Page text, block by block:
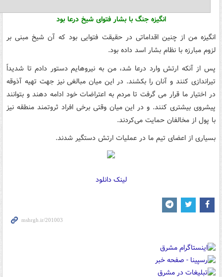
انگیزه جنگ با بشار فتوای شیخ درعا بود
انگیزه من از چنین اقداماتی در حقیقت فتوایی بود که آن شیخ مبنی بر
لزوم مبارزه با نظام بشار اسد داده بود.
پس از آنکه ارتش وارد درعا شد، من به نیروهایم دستور دادم تا شدیداً
تیراندازی کنند و آنان را بکشند. در این میان مبالغی نیز جهت تهیه آذوقه
در اختیار ما قرار می گرفت تا مردم به اعتراضات خود ادامه دهند و بتوانند
پیشروی بیشتری کنند. و در این میان وقتی برخی افراد ثروتمند منطقه نیز
با پول از مخالفان حمایت می‌کردند.
بسیاری از اعضای تیم ما در عملیات ارتش دستگیر شدند.
لینک دانلود